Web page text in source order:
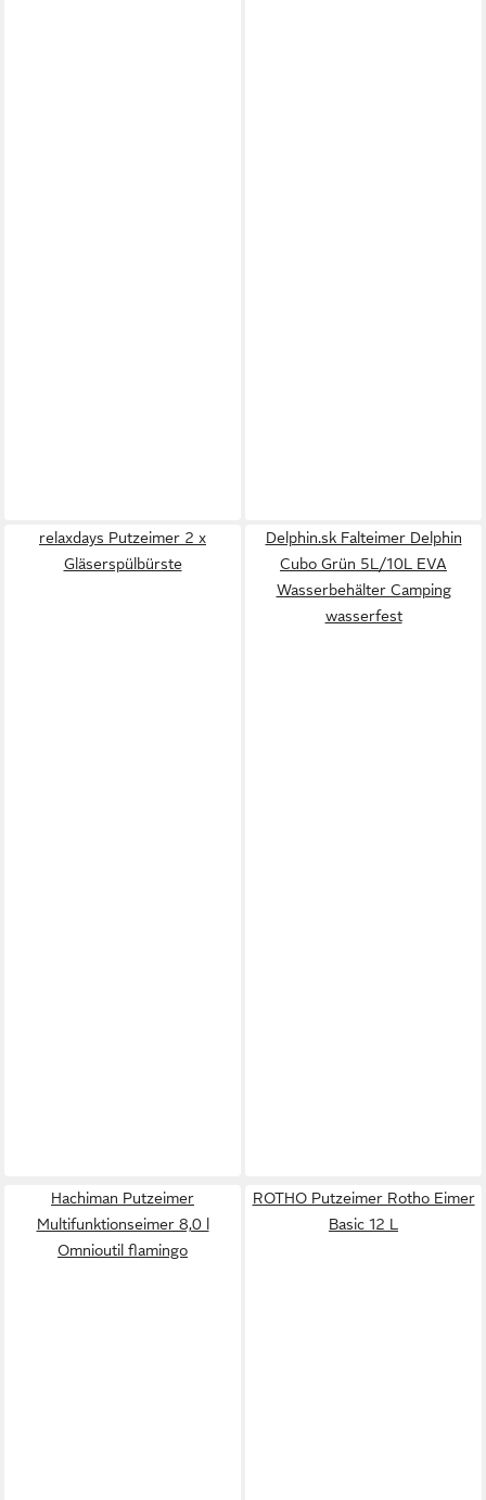
relaxdays Putzeimer 2 x
Gläserspülbürste
Delphin.sk Falteimer Delphin
Cubo Grün 5L/10L EVA
Wasserbehälter Camping
wasserfest
Hachiman Putzeimer
Multifunktionseimer 8,0 l
Omnioutil flamingo
ROTHO Putzeimer Rotho Eimer
Basic 12 L